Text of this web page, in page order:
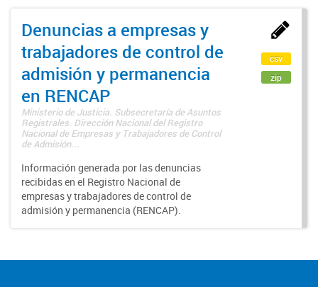
Denuncias a empresas y
trabajadores de control de
admisión y permanencia
en RENCAP
Ministerio de Justicia. Subsecretaría de Asuntos
Registrales. Dirección Nacional del Registro
Nacional de Empresas y Trabajadores de Control
de Admisión...
Información generada por las denuncias
recibidas en el Registro Nacional de
empresas y trabajadores de control de
admisión y permanencia (RENCAP).
csv
zip